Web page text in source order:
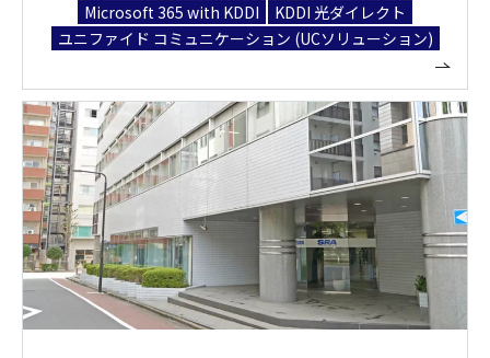
Microsoft 365 with KDDI
KDDI 光ダイレクト
ユニファイド コミュニケーション (UCソリューション)